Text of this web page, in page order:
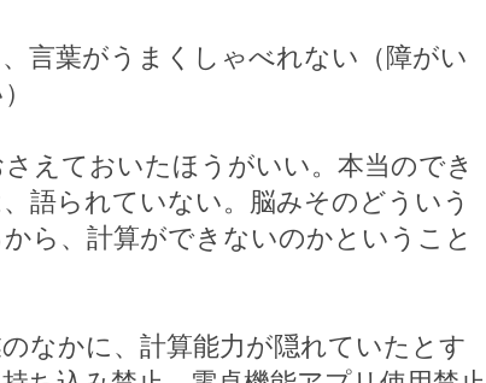
言葉がうまくしゃべれない（障がい
えておいたほうがいい。本当のでき
語られていない。脳みそのどういう
ら、計算ができないのかということ
なかに、計算能力が隠れていたとす